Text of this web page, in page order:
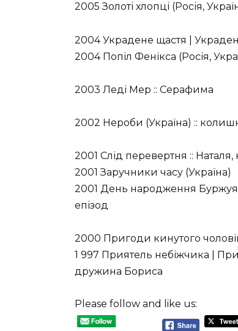
2005 Золоті хлопці (Росія,
2004 Украдене щастя |
2004 Попіл Фенікса (Росія,
2003 Леді Мер :: Серафима
2002 Нероби (Україна) ::
2001 Слід перевертня ::
2001 Заручники часу (Україна)
2001 День народження Буржуя
епізод
2000 Пригоди кинутого
1 997 Приятель небіжчика |
дружина Бориса
Please follow and like us: